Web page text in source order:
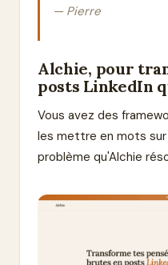
— Pierre
Alchie, pour
posts LinkedIn
Vous avez des
les mettre en mots
problème qu'Alchie